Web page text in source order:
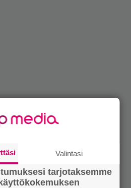
Valintasi
tarjotaksemme